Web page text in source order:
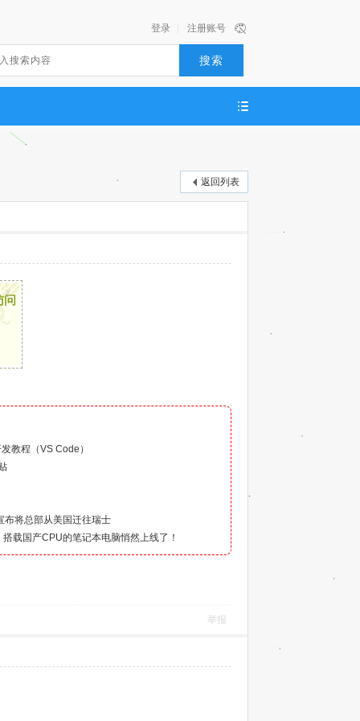
注册账号
登录
搜索
返回列表
问
x
教程（VS Code）
布将总部从美国迁往瑞士
载国产CPU的笔记本电脑悄然上线了！
举报